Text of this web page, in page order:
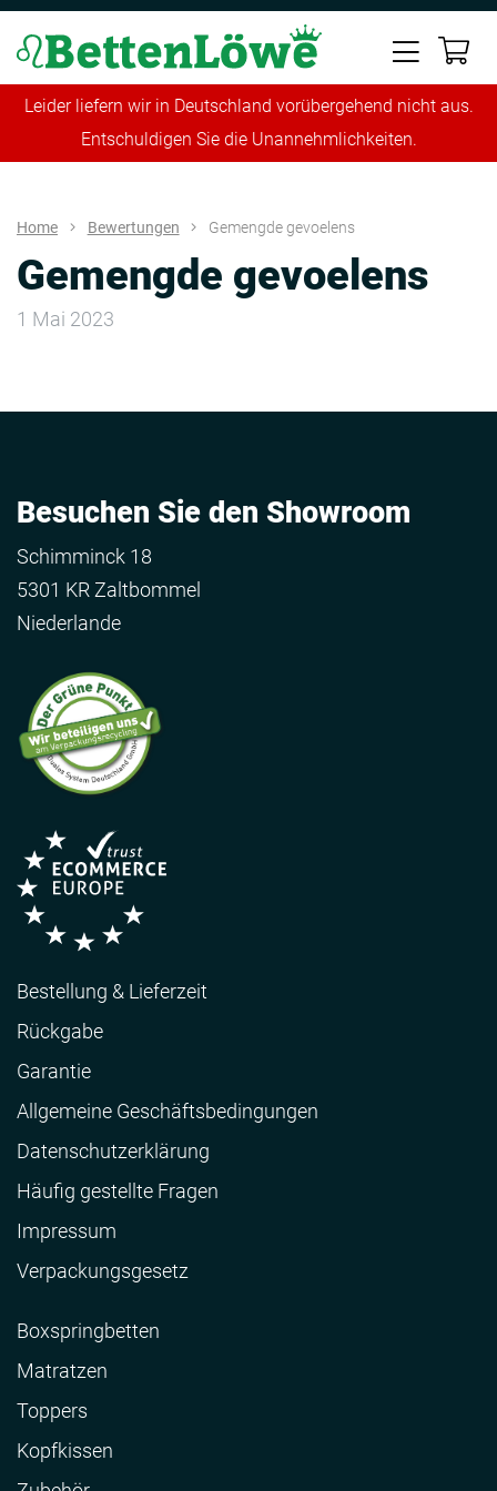
Leider liefern wir in Deutschland vorübergehend nicht aus.
Entschuldigen Sie die Unannehmlichkeiten.
Home Bewertungen Gemengde gevoelens
Gemengde gevoelens
1 Mai 2023
Besuchen Sie den Showroom
Schimminck 18
5301 KR Zaltbommel
Niederlande
Bestellung & Lieferzeit
Rückgabe
Garantie
Allgemeine Geschäftsbedingungen
Datenschutzerklärung
Häufig gestellte Fragen
Impressum
Verpackungsgesetz
Boxspringbetten
Matratzen
Toppers
Kopfkissen